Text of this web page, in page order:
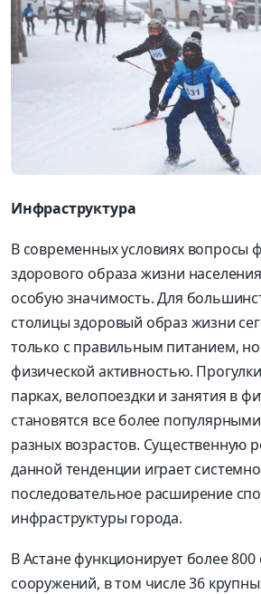
Инфраструктура
В современных условиях вопросы
здорового образа жизни
особую значимость. Для
столицы здоровый образ жизни
только с правильным питанием,
физической активностью.
парках, велопоездки и занятия в
становятся все более
разных возрастов. Существенную
данной тенденции играет
последовательное расширение
инфраструктуры города.
В Астане функционирует более
сооружений, в том числе 36